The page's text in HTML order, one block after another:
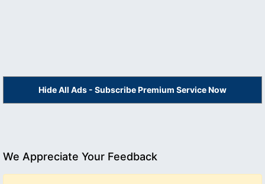
Hide All Ads - Subscribe Premium Service Now
We Appreciate Your Feedback